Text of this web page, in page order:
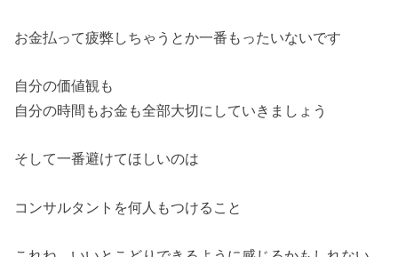
お金払って疲弊しちゃうとか一番もったいないです
自分の価値観も
自分の時間もお金も全部大切にしていきましょう
そして一番避けてほしいのは
コンサルタントを何人もつけること